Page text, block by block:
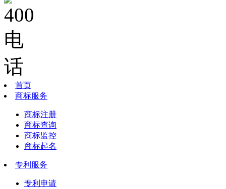
首页
商标服务
商标注册
商标查询
商标监控
商标起名
专利服务
专利申请